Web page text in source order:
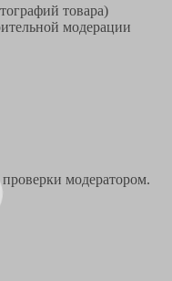
товара)
модерации
модератором.